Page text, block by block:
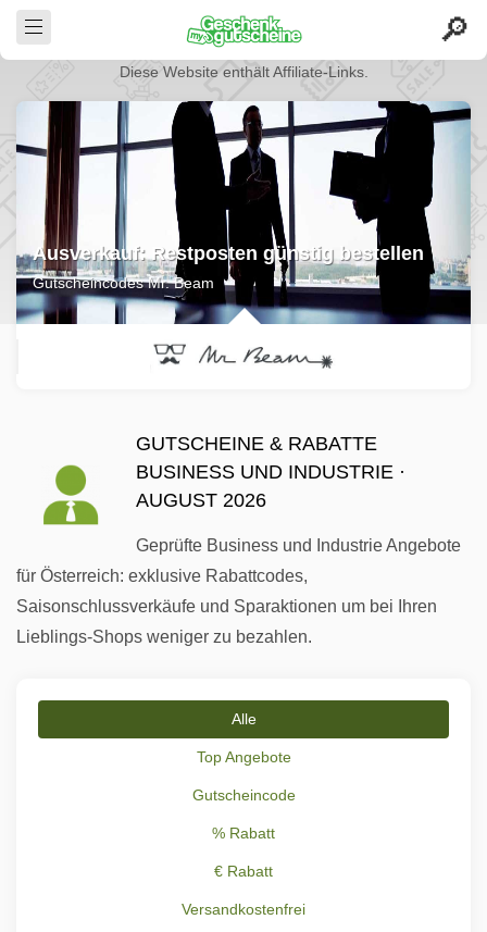
Diese Website enthält Affiliate-Links.
Ausverkauf: Restposten günstig bestellen
Gutscheincodes Mr. Beam
GUTSCHEINE & RABATTE
BUSINESS UND INDUSTRIE ·
AUGUST 2026
Geprüfte Business und Industrie Angebote
für Österreich: exklusive Rabattcodes,
Saisonschlussverkäufe und Sparaktionen um bei Ihren
Lieblings-Shops weniger zu bezahlen.
Alle
Top Angebote
Gutscheincode
% Rabatt
€ Rabatt
Versandkostenfrei